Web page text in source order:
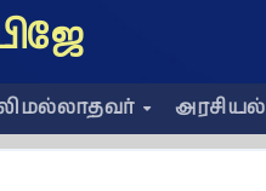
அரசியல்